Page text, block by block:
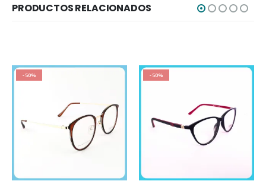
PRODUCTOS RELACIONADOS
-50% -50%